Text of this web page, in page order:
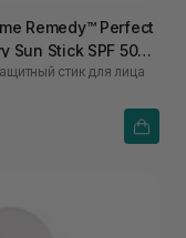
Remedy™ Perfect
Sun Stick SPF 50+
18 г
стик для лица